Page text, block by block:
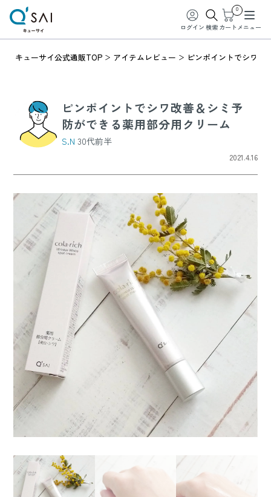
ログイン 検索
0
カート メニュー
キューサイ公式通販TOP アイテムレビュー ピンポイントでシワ改
ピンポイントでシワ改善＆シミ予
防ができる薬用部分用クリーム
S.N30代前半
2021.4.16